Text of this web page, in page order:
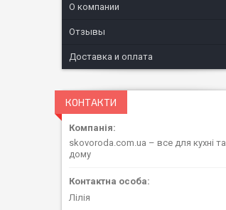
О компании
Отзывы
Доставка и оплата
КОНТАКТИ
skovoroda.com.ua – все для кухні та
дому
Лілія